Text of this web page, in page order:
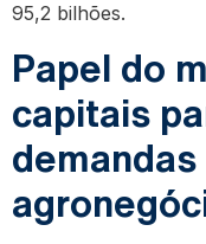
95,2 bilhões.
Papel do
capitais